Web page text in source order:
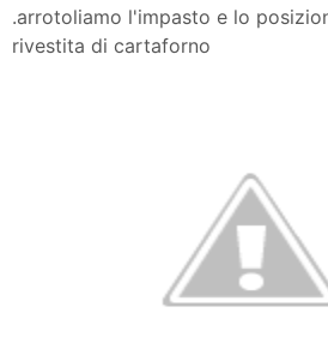
.arrotoliamo l'impasto e lo
rivestita di cartaforno